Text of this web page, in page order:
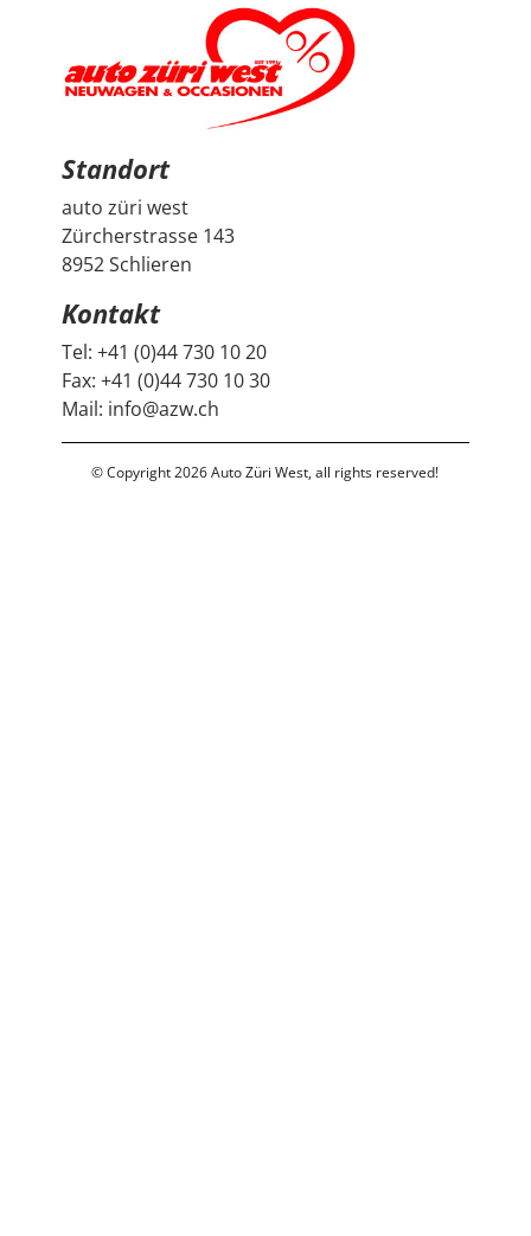
zudem, dass vor der Übergabe extra noch ein Service
durchgeführt wurde, damit wir mit dem Fahrzeug
länger Ruhe haben. Das ist nicht selbstverständlich und
hat den positiven Eindruck nochmals verstärkt. Wir
freuen uns sehr über unseren Peugeot 2008 und
bedanken uns herzlich bei Auto Züri West sowie bei
Herrn Francesco Salerno für die angenehme Beratung,
den guten Austausch und den super Deal.
Standort
auto züri west
Zürcherstrasse 143
8952 Schlieren
Kontakt
Tel:+41 (0)44 730 10 20
Fax:+41 (0)44 730 10 30
Mail: info@azw.ch
© Copyright 2026 Auto Züri West, all rights reserved!